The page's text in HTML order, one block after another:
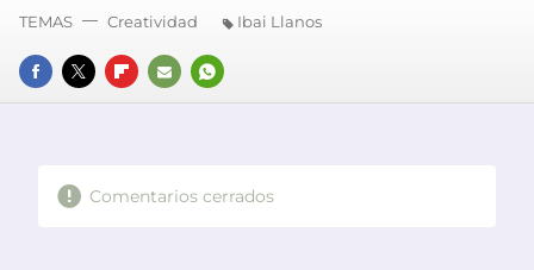
FACEBOOK
TWITTERFLIPBOARD
E-
WHATSAPP
TEMAS Creatividad Ibai Llanos
Comentarios cerrados